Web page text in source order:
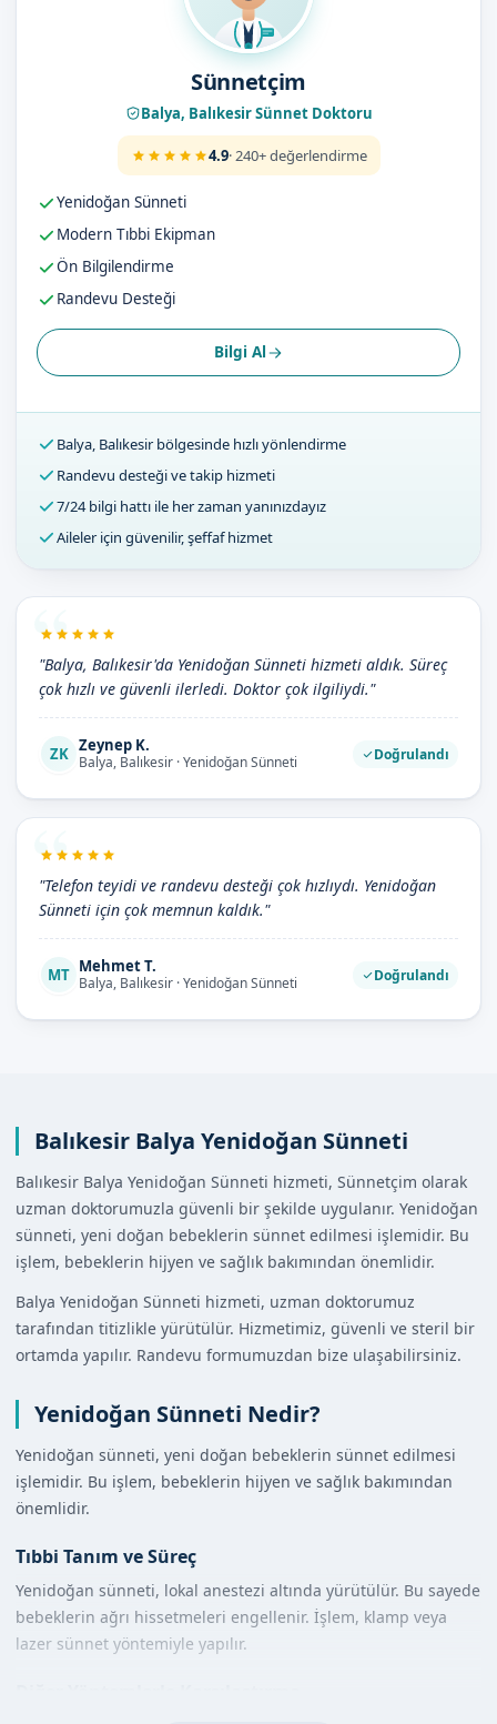
Sünnetçim
Balya, Balıkesir Sünnet Doktoru
4.9· 240+ değerlendirme
Yenidoğan Sünneti
Modern Tıbbi Ekipman
Ön Bilgilendirme
Randevu Desteği
Bilgi Al
Balya, Balıkesir bölgesinde hızlı yönlendirme
Randevu desteği ve takip hizmeti
7/24 bilgi hattı ile her zaman yanınızdayız
Aileler için güvenilir, şeffaf hizmet
"Balya, Balıkesir'da Yenidoğan Sünneti hizmeti aldık. Süreç
çok hızlı ve güvenli ilerledi. Doktor çok ilgiliydi."
ZK Zeynep K.
Balya, Balıkesir · Yenidoğan Sünneti Doğrulandı
"Telefon teyidi ve randevu desteği çok hızlıydı. Yenidoğan
Sünneti için çok memnun kaldık."
MT Mehmet T.
Balya, Balıkesir · Yenidoğan Sünneti Doğrulandı
Balıkesir Balya Yenidoğan Sünneti
Balıkesir Balya Yenidoğan Sünneti hizmeti, Sünnetçim olarak
uzman doktorumuzla güvenli bir şekilde uygulanır. Yenidoğan
sünneti, yeni doğan bebeklerin sünnet edilmesi işlemidir. Bu
işlem, bebeklerin hijyen ve sağlık bakımından önemlidir.
Balya Yenidoğan Sünneti hizmeti, uzman doktorumuz
tarafından titizlikle yürütülür. Hizmetimiz, güvenli ve steril bir
ortamda yapılır. Randevu formumuzdan bize ulaşabilirsiniz.
Yenidoğan Sünneti Nedir?
Yenidoğan sünneti, yeni doğan bebeklerin sünnet edilmesi
işlemidir. Bu işlem, bebeklerin hijyen ve sağlık bakımından
önemlidir.
Tıbbi Tanım ve Süreç
Yenidoğan sünneti, lokal anestezi altında yürütülür. Bu sayede
bebeklerin ağrı hissetmeleri engellenir. İşlem, klamp veya
lazer sünnet yöntemiyle yapılır.